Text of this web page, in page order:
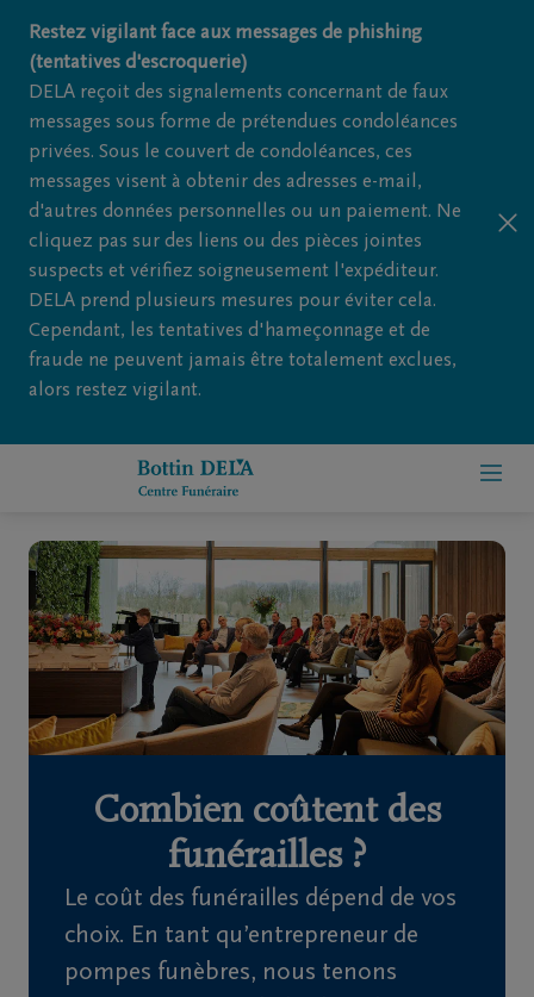
Restez vigilant face aux messages de phishing
(tentatives d'escroquerie)
DELA reçoit des signalements concernant de faux
messages sous forme de prétendues condoléances
privées. Sous le couvert de condoléances, ces
messages visent à obtenir des adresses e-mail,
d'autres données personnelles ou un paiement. Ne
cliquez pas sur des liens ou des pièces jointes
suspects et vérifiez soigneusement l'expéditeur.
DELA prend plusieurs mesures pour éviter cela.
Cependant, les tentatives d'hameçonnage et de
fraude ne peuvent jamais être totalement exclues,
alors restez vigilant.
Home
À
de
Organiser
des
funérailles
Combien coûtent des
funérailles ?
Le coût des funérailles dépend de vos
choix. En tant qu’entrepreneur de
pompes funèbres, nous tenons